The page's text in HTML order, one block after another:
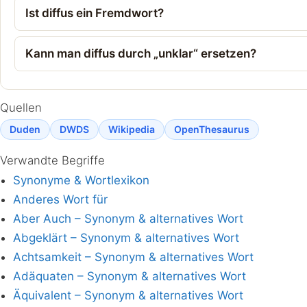
Ist diffus ein Fremdwort?
Kann man diffus durch „unklar“ ersetzen?
Quellen
Duden DWDS Wikipedia OpenThesaurus
Verwandte Begriffe
Synonyme & Wortlexikon
Anderes Wort für
Aber Auch – Synonym & alternatives Wort
Abgeklärt – Synonym & alternatives Wort
Achtsamkeit – Synonym & alternatives Wort
Adäquaten – Synonym & alternatives Wort
Äquivalent – Synonym & alternatives Wort